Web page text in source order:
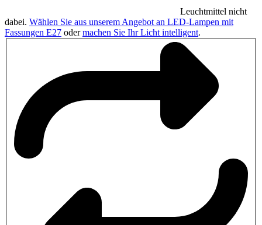
Leuchtmittel nicht
dabei. Wählen Sie aus unserem Angebot an LED-Lampen mit
Fassungen E27 odermachen Sie Ihr Licht intelligent.